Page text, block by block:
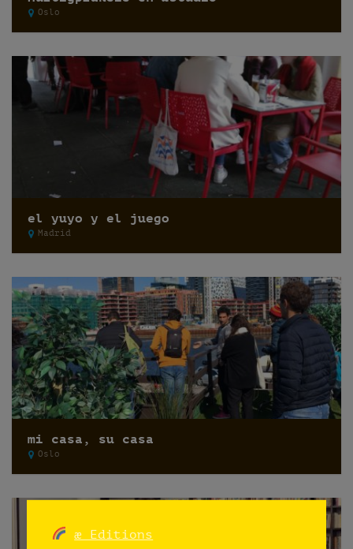
Oslo
el yuyo y el juego
Madrid
mi casa, su casa
Oslo
æ Editions